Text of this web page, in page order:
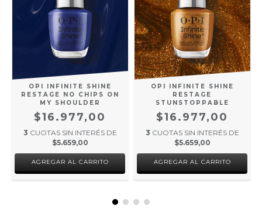
OPI INFINITE SHINE
RESTAGE NO CHIPS ON
MY SHOULDER
$16.977,00
3 CUOTAS SIN INTERÉS DE
$5.659,00
OPI INFINITE SHINE
RESTAGE
STUNSTOPPABLE
$16.977,00
3 CUOTAS SIN INTERÉS DE
$5.659,00